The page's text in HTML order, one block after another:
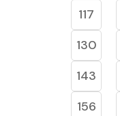
117
130
143
156